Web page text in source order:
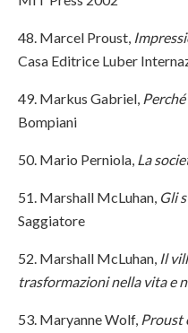
48. Marcel Proust,
Casa Editrice Luber
49. Markus Gabriel,
Bompiani
50. Mario Perniola, La
51. Marshall McLuhan, Gli
Saggiatore
52. Marshall McLuhan, Il
trasformazioni nella vita e
53. Maryanne Wolf, Proust